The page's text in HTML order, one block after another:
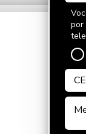
por